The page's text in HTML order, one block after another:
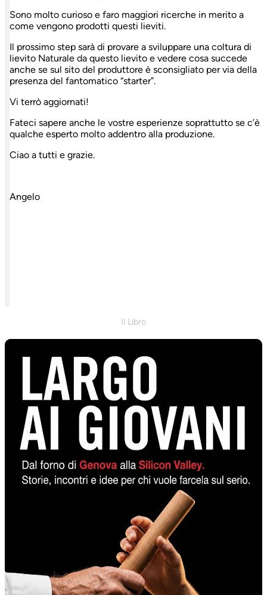
Sono molto curioso e faro maggiori ricerche in merito a
come vengono prodotti questi lieviti.
Il prossimo step sarà di provare a sviluppare una coltura di
lievito Naturale da questo lievito e vedere cosa succede
anche se sul sito del produttore è sconsigliato per via della
presenza del fantomatico “starter”.
Vi terrò aggiornati!
Fateci sapere anche le vostre esperienze soprattutto se c’è
qualche esperto molto addentro alla produzione.
Ciao a tutti e grazie.
Angelo
Il Libro